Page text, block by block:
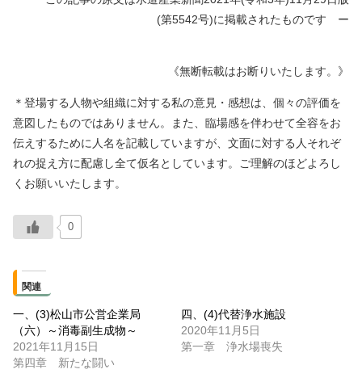
(第5542号)に掲載されたものです ー
《無断転載はお断りいたします。》
＊登場する人物や組織に対する私の意見・感想は、個々の評価を
意図したものではありません。また、臨場感を伴わせて全容をお
伝えするために人名を記載していますが、文面に対する人それぞ
れの捉え方に配慮し全て仮名としています。ご理解のほどよろし
くお願いいたします。
0
関連
一、(3)松山市公営企業局
（六）～消毒副生成物～
2021年11月15日
第四章 新たな闘い
四、(4)代替浄水施設
2020年11月5日
第一章 浄水場喪失